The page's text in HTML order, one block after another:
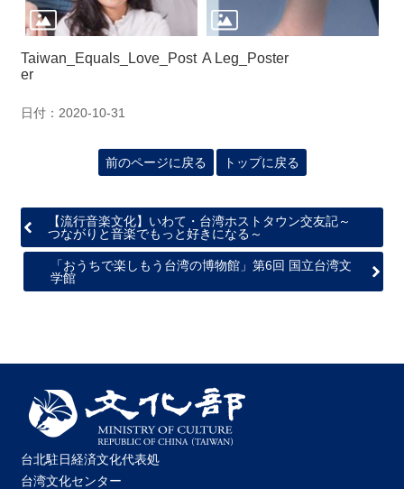
Taiwan_Equals_Love_Post
er
A Leg_Poster
日付：2020-10-31
前のページに戻る トップに戻る
【流行音楽文化】いわて・台湾ホストタウン交友記～
つながりと音楽でもっと好きになる～
「おうちで楽しもう台湾の博物館」第6回 国立台湾文
学館
台北駐日経済文化代表処
台湾文化センター